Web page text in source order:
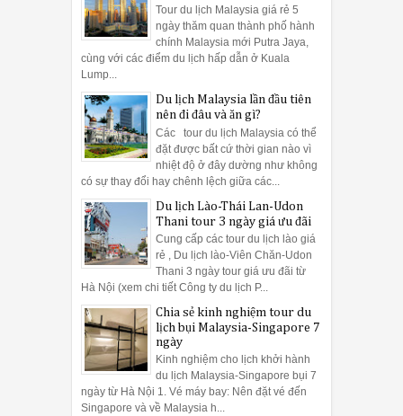
Tour du lịch Malaysia giá rẻ 5
ngày thăm quan thành phố hành
chính Malaysia mới Putra Jaya,
cùng với các điểm du lịch hấp dẫn ở Kuala
Lump...
Du lịch Malaysia lần đầu tiên
nên đi đâu và ăn gì?
Các tour du lịch Malaysia có thể
đặt được bất cứ thời gian nào vì
nhiệt độ ở đây dường như không
có sự thay đổi hay chênh lệch giữa các...
Du lịch Lào-Thái Lan-Udon
Thani tour 3 ngày giá ưu đãi
Cung cấp các tour du lịch lào giá
rẻ , Du lịch lào-Viên Chăn-Udon
Thani 3 ngày tour giá ưu đãi từ
Hà Nội (xem chi tiết Công ty du lịch P...
Chia sẻ kinh nghiệm tour du
lịch bụi Malaysia-Singapore 7
ngày
Kinh nghiệm cho lịch khởi hành
du lịch Malaysia-Singapore bụi 7
ngày từ Hà Nội 1. Vé máy bay: Nên đặt vé đến
Singapore và về Malaysia h...